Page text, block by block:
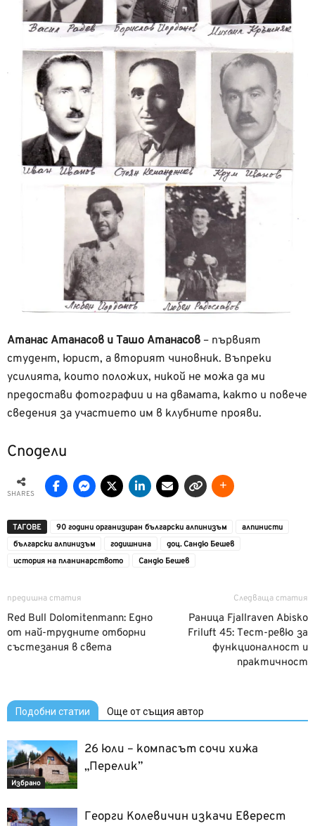
Атанас Атанасов и Ташо Атанасов – първият
студент, юрист, а вторият чиновник. Въпреки
усилията, които положих, никой не можа да ми
предостави фотографии и на двамата, както и повече
сведения за участието им в клубните прояви.
Сподели
SHARES
ТАГОВЕ 90 години организиран български алпинизъм
алпинисти
български алпинизъм
годишнина
доц. Сандю Бешев
история на планинарството
Сандю Бешев
предишна статия
Red Bull Dolomitenmann: Едно
от най-трудните отборни
състезания в света
Следваща статия
Раница Fjallraven Abisko
Friluft 45: Тест-ревю за
функционалност и
практичност
Подобни статии Още от същия автор
Избрано
26 юли – компасът сочи хижа
„Перелик”
Георги Колевичин изкачи Еверест